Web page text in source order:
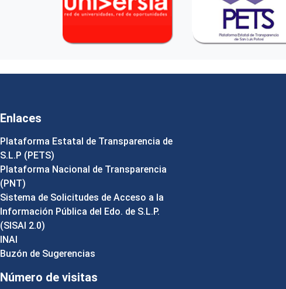
Enlaces
Plataforma Estatal de Transparencia de
S.L.P (PETS)
Plataforma Nacional de Transparencia
(PNT)
Sistema de Solicitudes de Acceso a la
Información Pública del Edo. de S.L.P.
(SISAI 2.0)
INAI
Buzón de Sugerencias
Número de visitas